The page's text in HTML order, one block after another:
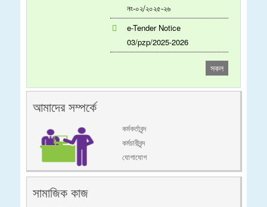
নং-০২/২০২৫-২৬
e-Tender Notice
03/pzp/2025-2026
সকল
আমাদের সম্পর্কে
কর্মকর্তাবৃন্দ
কর্মচারীবৃন্দ
যোগাযোগ
সামাজিক কাজ